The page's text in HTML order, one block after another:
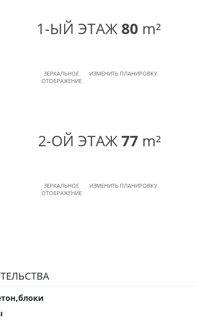
1-ЫЙ ЭТАЖ 80 m²
ЗЕРКАЛЬНОЕ
ОТОБРАЖЕНИЕ
ИЗМЕНИТЬ ПЛАНИРОВКУ
2-ОЙ ЭТАЖ77 m²
ЗЕРКАЛЬНОЕ
ОТОБРАЖЕНИЕ
ИЗМЕНИТЬ ПЛАНИРОВКУ